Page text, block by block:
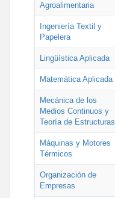
Agroalimentaria
Ingeniería Textil y
Papelera
Lingüística Aplicada
Matemática Aplicada
Mecánica de los
Medios Continuos y
Teoría de Estructuras
Máquinas y Motores
Térmicos
Organización de
Empresas